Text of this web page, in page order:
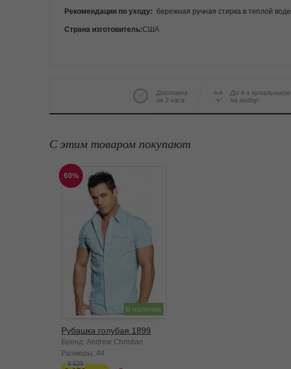
Рекомендации по уходу: бережная ручная стирка в теплой воде
Страна изготовитель:США
Доставка
за 3 часа
До 4-х купальников
на выбор
С этим товаром покупают
60%
В наличии
Рубашка голубая 1899
Бренд: Andrew Christian
Размеры: 44
6 629